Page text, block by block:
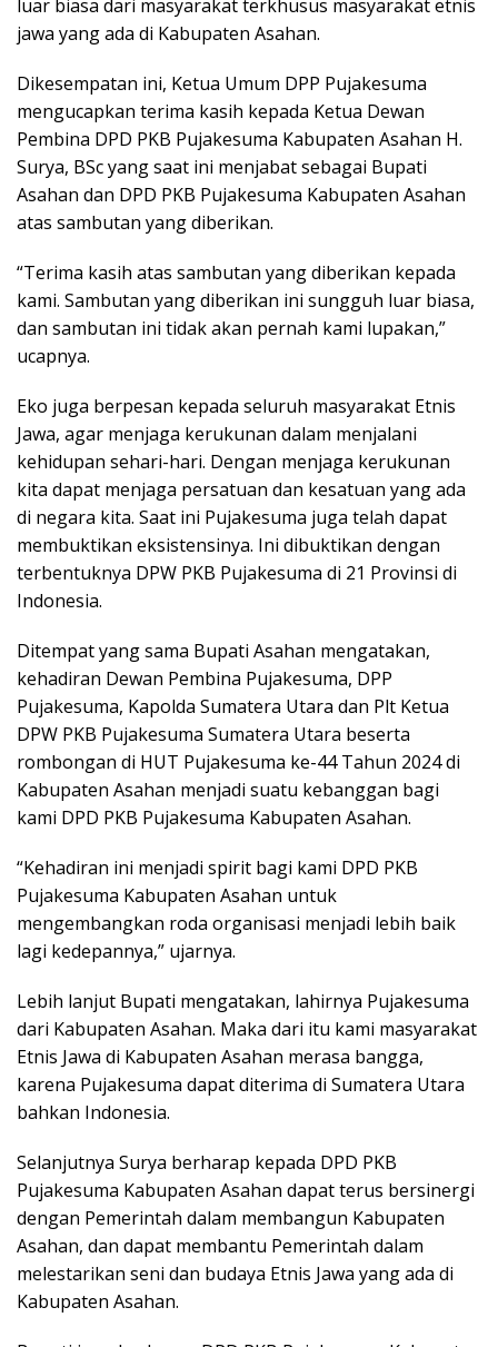
luar biasa dari masyarakat terkhusus masyarakat etnis
jawa yang ada di Kabupaten Asahan.
Dikesempatan ini, Ketua Umum DPP Pujakesuma
mengucapkan terima kasih kepada Ketua Dewan
Pembina DPD PKB Pujakesuma Kabupaten Asahan H.
Surya, BSc yang saat ini menjabat sebagai Bupati
Asahan dan DPD PKB Pujakesuma Kabupaten Asahan
atas sambutan yang diberikan.
“Terima kasih atas sambutan yang diberikan kepada
kami. Sambutan yang diberikan ini sungguh luar biasa,
dan sambutan ini tidak akan pernah kami lupakan,”
ucapnya.
Eko juga berpesan kepada seluruh masyarakat Etnis
Jawa, agar menjaga kerukunan dalam menjalani
kehidupan sehari-hari. Dengan menjaga kerukunan
kita dapat menjaga persatuan dan kesatuan yang ada
di negara kita. Saat ini Pujakesuma juga telah dapat
membuktikan eksistensinya. Ini dibuktikan dengan
terbentuknya DPW PKB Pujakesuma di 21 Provinsi di
Indonesia.
Ditempat yang sama Bupati Asahan mengatakan,
kehadiran Dewan Pembina Pujakesuma, DPP
Pujakesuma, Kapolda Sumatera Utara dan Plt Ketua
DPW PKB Pujakesuma Sumatera Utara beserta
rombongan di HUT Pujakesuma ke-44 Tahun 2024 di
Kabupaten Asahan menjadi suatu kebanggan bagi
kami DPD PKB Pujakesuma Kabupaten Asahan.
“Kehadiran ini menjadi spirit bagi kami DPD PKB
Pujakesuma Kabupaten Asahan untuk
mengembangkan roda organisasi menjadi lebih baik
lagi kedepannya,” ujarnya.
Lebih lanjut Bupati mengatakan, lahirnya Pujakesuma
dari Kabupaten Asahan. Maka dari itu kami masyarakat
Etnis Jawa di Kabupaten Asahan merasa bangga,
karena Pujakesuma dapat diterima di Sumatera Utara
bahkan Indonesia.
Selanjutnya Surya berharap kepada DPD PKB
Pujakesuma Kabupaten Asahan dapat terus bersinergi
dengan Pemerintah dalam membangun Kabupaten
Asahan, dan dapat membantu Pemerintah dalam
melestarikan seni dan budaya Etnis Jawa yang ada di
Kabupaten Asahan.